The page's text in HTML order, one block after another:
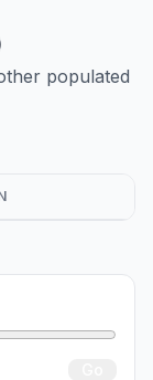
populated